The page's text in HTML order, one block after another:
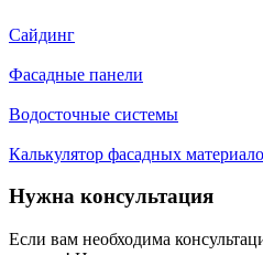
Сайдинг
Фасадные панели
Водосточные системы
Калькулятор фасадных
Нужна консультация
Если вам необходима